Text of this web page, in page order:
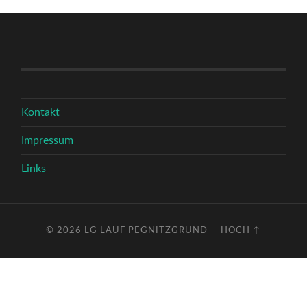
Kontakt
Impressum
Links
© 2026 LG LAUF PEGNITZGRUND — HOCH ↑